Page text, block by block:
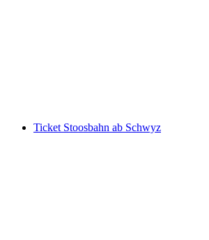
Ticket Stoosbahn ab Schwyz